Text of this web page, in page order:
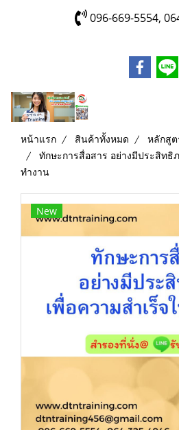
096-669-5554,
หน้าแรก สินค้าทั้งหมด
หลักสู
ทักษะการสื่อสาร อย่างมีประสิทธิ
ทำงาน
New